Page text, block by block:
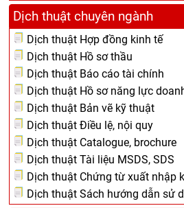
Dịch thuật chuyên ngành
Dịch thuật Hợp đồng kinh tế
Dịch thuật Hồ sơ thầu
Dịch thuật Báo cáo tài chính
Dịch thuật Hồ sơ năng lực
Dịch thuật Bản vẽ kỹ thuật
Dịch thuật Điều lệ, nội quy
Dịch thuật Catalogue, brochure
Dịch thuật Tài liệu MSDS, SDS
Dịch thuật Chứng từ xuất nhập
Dịch thuật Sách hướng dẫn sử